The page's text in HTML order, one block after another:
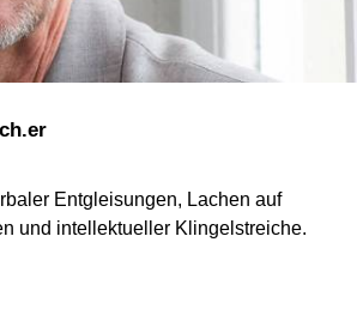
Entgleisungen, Lachen auf
und intellektueller Klingelstreiche.